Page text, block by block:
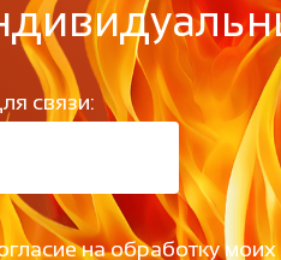
связи:
на обработку